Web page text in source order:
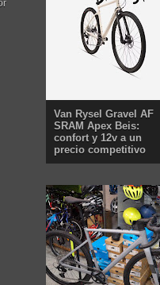
Van Rysel Gravel AF
SRAM Apex Beis:
confort y 12v a un
precio competitivo